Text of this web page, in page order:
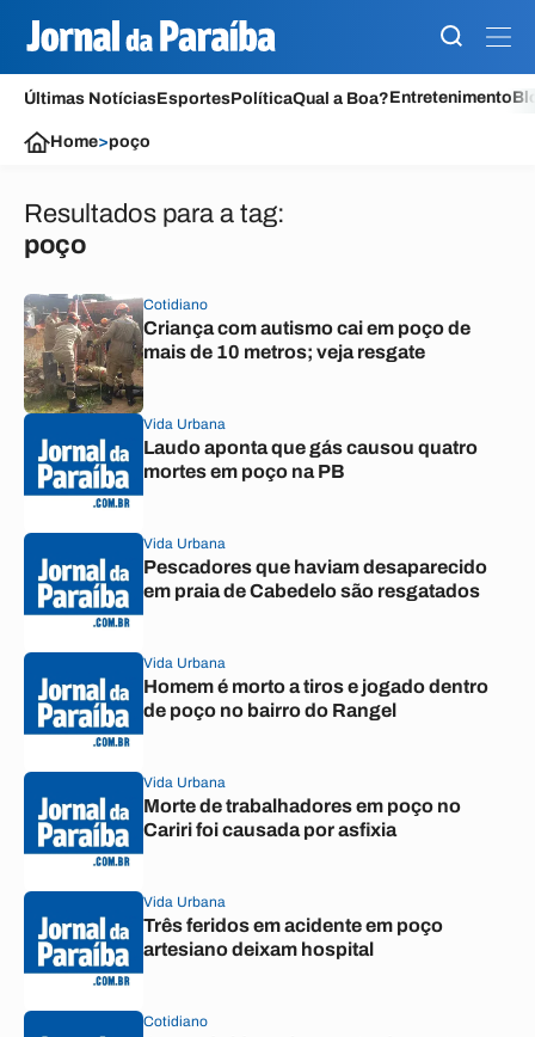
Últimas NotíciasEsportesPolíticaQual a Boa?Entretenimento
Home>poço
Resultados para a tag:
poço
Cotidiano
Criança com autismo cai em poço de
mais de 10 metros; veja resgate
Vida Urbana
Laudo aponta que gás causou quatro
mortes em poço na PB
Vida Urbana
Pescadores que haviam desaparecido
em praia de Cabedelo são resgatados
Vida Urbana
Homem é morto a tiros e jogado dentro
de poço no bairro do Rangel
Vida Urbana
Morte de trabalhadores em poço no
Cariri foi causada por asfixia
Vida Urbana
Três feridos em acidente em poço
artesiano deixam hospital
Cotidiano